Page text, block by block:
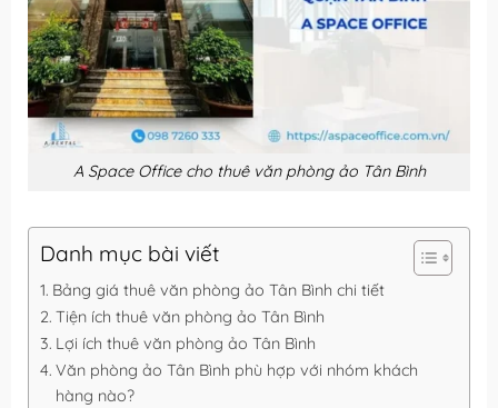
A Space Office cho thuê văn phòng ảo Tân Bình
Danh mục bài viết
Bảng giá thuê văn phòng ảo Tân Bình chi tiết
Tiện ích thuê văn phòng ảo Tân Bình
Lợi ích thuê văn phòng ảo Tân Bình
Văn phòng ảo Tân Bình phù hợp với nhóm khách
hàng nào?